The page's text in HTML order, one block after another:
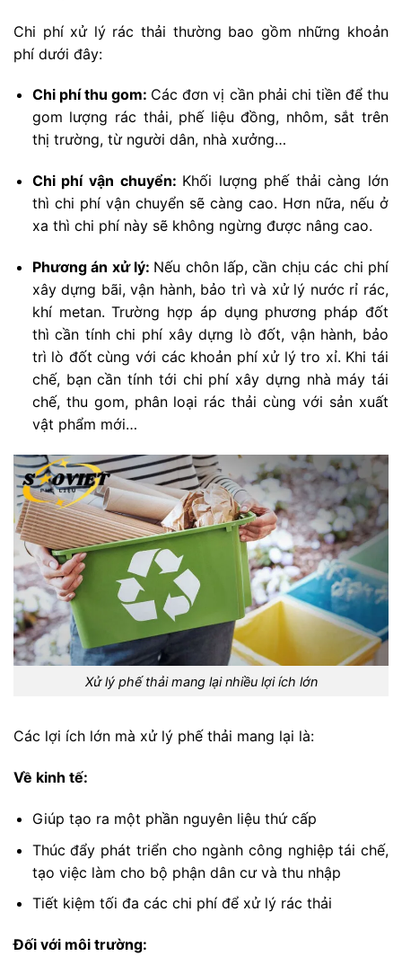
Chi phí xử lý rác thải thường bao gồm những khoản
phí dưới đây:
Chi phí thu gom: Các đơn vị cần phải chi tiền để thu
gom lượng rác thải, phế liệu đồng, nhôm, sắt trên
thị trường, từ người dân, nhà xưởng…
Chi phí vận chuyển: Khối lượng phế thải càng lớn
thì chi phí vận chuyển sẽ càng cao. Hơn nữa, nếu ở
xa thì chi phí này sẽ không ngừng được nâng cao.
Phương án xử lý: Nếu chôn lấp, cần chịu các chi phí
xây dựng bãi, vận hành, bảo trì và xử lý nước rỉ rác,
khí metan. Trường hợp áp dụng phương pháp đốt
thì cần tính chi phí xây dựng lò đốt, vận hành, bảo
trì lò đốt cùng với các khoản phí xử lý tro xỉ. Khi tái
chế, bạn cần tính tới chi phí xây dựng nhà máy tái
chế, thu gom, phân loại rác thải cùng với sản xuất
vật phẩm mới…
Xử lý phế thải mang lại nhiều lợi ích lớn
Các lợi ích lớn mà xử lý phế thải mang lại là:
Về kinh tế:
Giúp tạo ra một phần nguyên liệu thứ cấp
Thúc đẩy phát triển cho ngành công nghiệp tái chế,
tạo việc làm cho bộ phận dân cư và thu nhập
Tiết kiệm tối đa các chi phí để xử lý rác thải
Đối với môi trường: